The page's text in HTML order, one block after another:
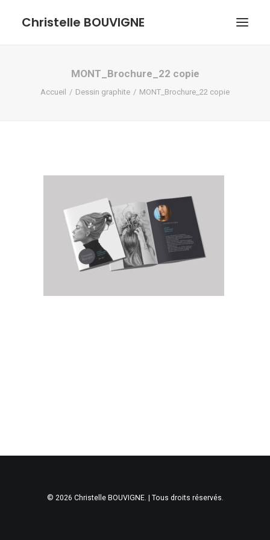
Christelle BOUVIGNE
GRAPHISME ET ILLUSTRATIONS
DESSINS ET PASTELS
MONT_Brochure_22 copie
Accueil Dessin graphite MONT_Brochure_22 copie
© 2026 Christelle BOUVIGNE. | Tous droits réservés.